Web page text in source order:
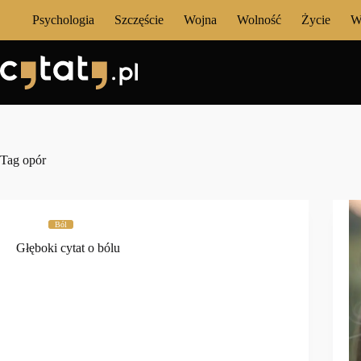
Psychologia Szczęście Wojna Wolność Życie
Tag opór
Ból
Głęboki cytat o bólu